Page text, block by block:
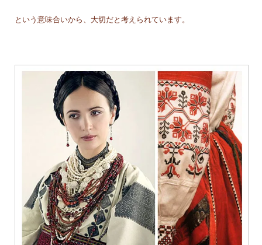
という意味合いから、大切だと考えられています。